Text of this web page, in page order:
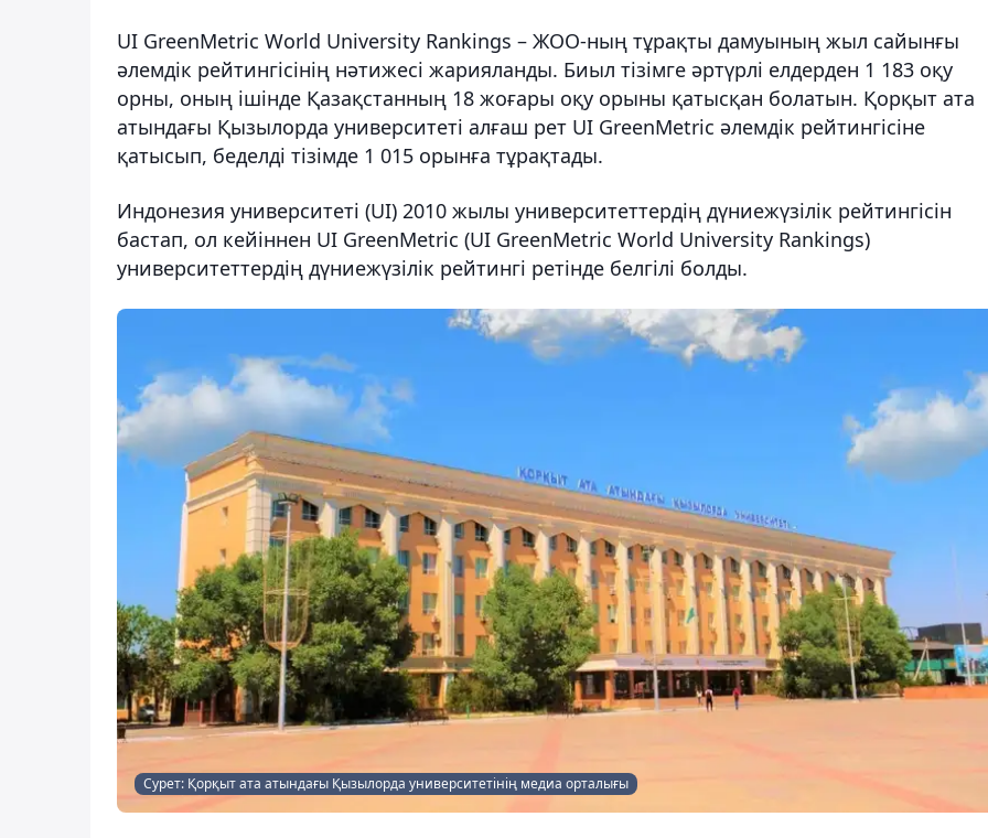
UI GreenMetric World University Rankings – ЖОО-ның тұрақты дамуының жыл сайынғы
әлемдік рейтингісінің нәтижесі жарияланды. Биыл тізімге әртүрлі елдерден 1 183 оқу
орны, оның ішінде Қазақстанның 18 жоғары оқу орыны қатысқан болатын. Қорқыт ата
атындағы Қызылорда университеті алғаш рет UI GreenMetric әлемдік рейтингісіне
қатысып, беделді тізімде 1 015 орынға тұрақтады.
Индонезия университеті (UI) 2010 жылы университеттердің дүниежүзілік рейтингісін
бастап, ол кейіннен UI GreenMetric (UI GreenMetric World University Rankings)
университеттердің дүниежүзілік рейтингі ретінде белгілі болды.
Сурет: Қорқыт ата атындағы Қызылорда университетінің медиа орталығы